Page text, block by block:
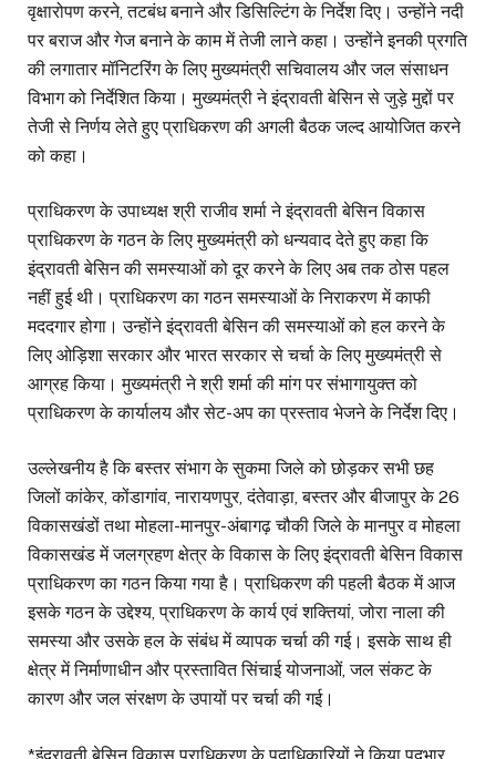
वृक्षारोपण करने, तटबंध बनाने और डिसिल्टिंग के निर्देश दिए। उन्होंने नदी
पर बराज और गेज बनाने के काम में तेजी लाने कहा। उन्होंने इनकी प्रगति
की लगातार मॉनिटरिंग के लिए मुख्यमंत्री सचिवालय और जल संसाधन
विभाग को निर्देशित किया। मुख्यमंत्री ने इंद्रावती बेसिन से जुड़े मुद्दों पर
तेजी से निर्णय लेते हुए प्राधिकरण की अगली बैठक जल्द आयोजित करने
को कहा।
प्राधिकरण के उपाध्यक्ष श्री राजीव शर्मा ने इंद्रावती बेसिन विकास
प्राधिकरण के गठन के लिए मुख्यमंत्री को धन्यवाद देते हुए कहा कि
इंद्रावती बेसिन की समस्याओं को दूर करने के लिए अब तक ठोस पहल
नहीं हुई थी। प्राधिकरण का गठन समस्याओं के निराकरण में काफी
मददगार होगा। उन्होंने इंद्रावती बेसिन की समस्याओं को हल करने के
लिए ओड़िशा सरकार और भारत सरकार से चर्चा के लिए मुख्यमंत्री से
आग्रह किया। मुख्यमंत्री ने श्री शर्मा की मांग पर संभागायुक्त को
प्राधिकरण के कार्यालय और सेट-अप का प्रस्ताव भेजने के निर्देश दिए।
उल्लेखनीय है कि बस्तर संभाग के सुकमा जिले को छोड़कर सभी छह
जिलों कांकेर, कोंडागांव, नारायणपुर, दंतेवाड़ा, बस्तर और बीजापुर के 26
विकासखंडों तथा मोहला-मानपुर-अंबागढ़ चौकी जिले के मानपुर व मोहला
विकासखंड में जलग्रहण क्षेत्र के विकास के लिए इंद्रावती बेसिन विकास
प्राधिकरण का गठन किया गया है। प्राधिकरण की पहली बैठक में आज
इसके गठन के उद्देश्य, प्राधिकरण के कार्य एवं शक्तियां, जोरा नाला की
समस्या और उसके हल के संबंध में व्यापक चर्चा की गई। इसके साथ ही
क्षेत्र में निर्माणाधीन और प्रस्तावित सिंचाई योजनाओं, जल संकट के
कारण और जल संरक्षण के उपायों पर चर्चा की गई।
*इंद्रावती बेसिन विकास प्राधिकरण के पदाधिकारियों ने किया पदभार